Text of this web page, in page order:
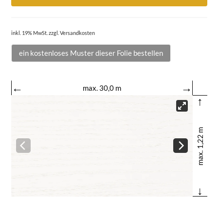
inkl. 19% MwSt. zzgl. Versandkosten
ein kostenloses Muster dieser Folie bestellen
← max. 30,0 m
→
↑
max. 1,22 m
↓